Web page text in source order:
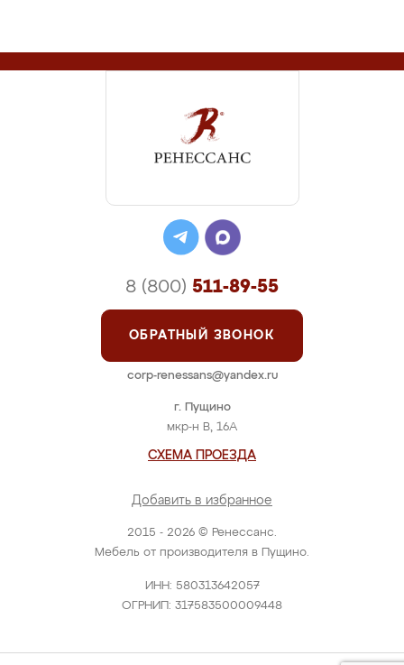
2015 - 2026 © Ренессанс.
Мебель от производителя в Пущино.
ИНН: 580313642057
ОГРНИП: 317583500009448
г. Пущино
мкр-н В, 16А
СХЕМА ПРОЕЗДА
Добавить в избранное
8 (800) 511-89-55
ОБРАТНЫЙ ЗВОНОК
corp-renessans@yandex.ru